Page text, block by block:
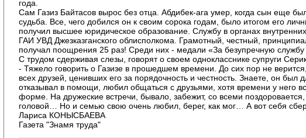
года.
Сам Газиз Байтасов вырос без отца. Абдибек-ага умер, когда сын еще
судьба. Все, чего добился он к своим сорока годам, было итогом его
получил высшее юридическое образование. Службу в органах
ГАИ УВД Джезказганского облисполкома. Грамотный, честный,
получал поощрения 25 раз! Среди них - медали «За безупречную службу
С трудом сдерживая слезы, говорят о своем однокласснике супруги
- Тяжело говорить о Газизе в прошедшем времени. До сих пор не
всех друзей, ценивших его за порядочность и честность. Знаете, он
отказывал в помощи, любил общаться с друзьями, хотя времени у него
форме. На дружеские встречи, бывало, забежит, со всеми
головой… Но и семью свою очень любил, берег, как мог… А вот себя
Лариса КОНЫСБАЕВА
Газета "Знамя труда"